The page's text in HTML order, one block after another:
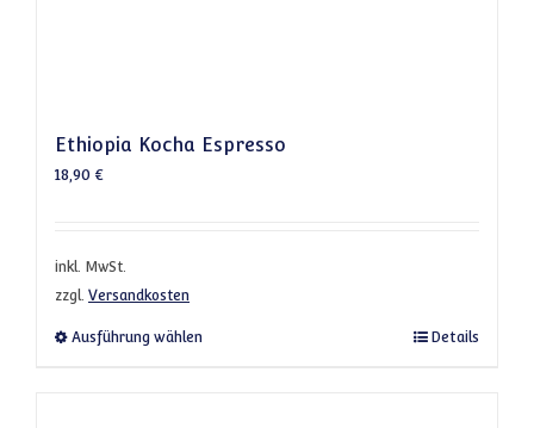
Ethiopia Kocha Espresso
18,90 €
inkl. MwSt.
zzgl. Versandkosten
Ausführung wählen Dieses Produkt weist mehrere Varianten
Details